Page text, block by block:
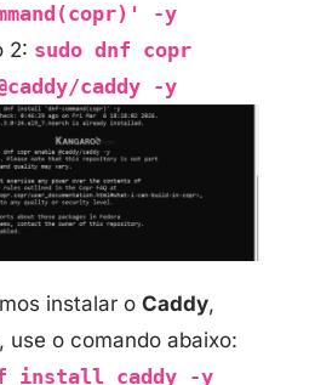
-y
2: sudo dnf copr
caddy -y
instalar o Caddy,
use o comando abaixo:
install caddy -y